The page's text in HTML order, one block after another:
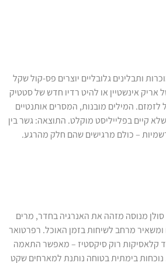
ותבלינים גלובליים יוצרים פס-קול שקל
אריק אינשטיין או להיט רדיו חדש של סטטיק
לזמזם. המילים מובנות, המסרים אותנטיים
קיים בפלייליסט מוקלט. התוצאה: גשר בין
– כולם מרגישים שהם חלק מהרגע.
מנוסה מזהה את האנרגיה בחדר, מרים
מרחב לשיחות בזמן האוכל. רפרטואר
קלאסיקות רוק סיקסטיז – מאפשר התאמה
בימתית בטוחה נותנת למארחים שקט